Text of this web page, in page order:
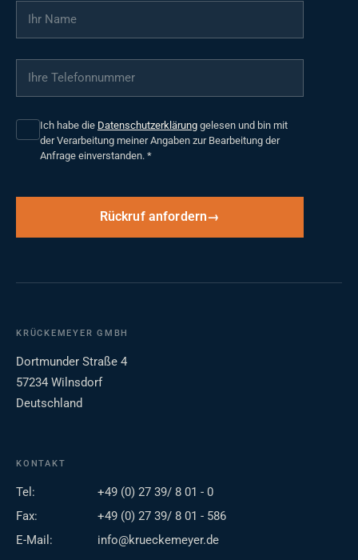
Ihr Name
Ihre Telefonnummer
Ich habe die Datenschutzerklärung gelesen und bin mit
der Verarbeitung meiner Angaben zur Bearbeitung der
Anfrage einverstanden. *
Rückruf anfordern
KRÜCKEMEYER GMBH
Dortmunder Straße 4
57234 Wilnsdorf
Deutschland
KONTAKT
Tel:
+49 (0) 27 39/ 8 01 - 0
Fax:
+49 (0) 27 39/ 8 01 - 586
E-Mail:
info@krueckemeyer.de